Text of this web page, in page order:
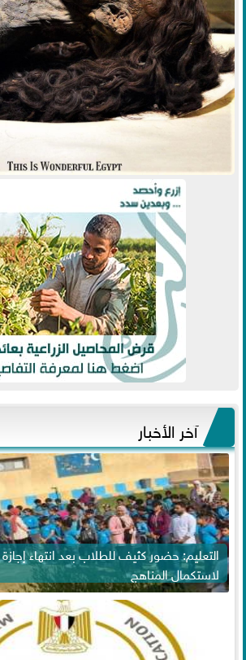
آخر الأخبار
التعليم: حضور كثيف للطلاب بعد انتهاء
لاستكمال المناهج